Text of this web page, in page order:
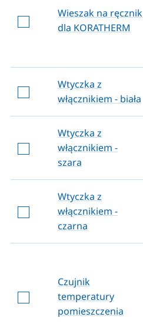
Wieszak na ręcznik
dla KORATHERM
Wtyczka z
włącznikiem - biała
Wtyczka z
włącznikiem -
szara
Wtyczka z
włącznikiem -
czarna
Czujnik
temperatury
pomieszczenia